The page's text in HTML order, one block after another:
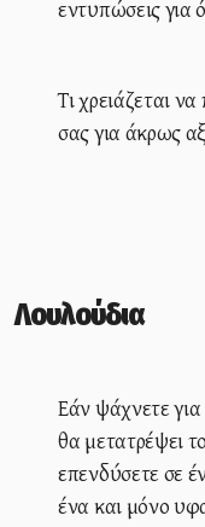
εντυπώσεις
Τι χρειάζεται
σας για άκρως
Λουλούδια
Εάν ψάχνετε
θα μετατρέψει
επενδύσετε σε
ένα και μόνο